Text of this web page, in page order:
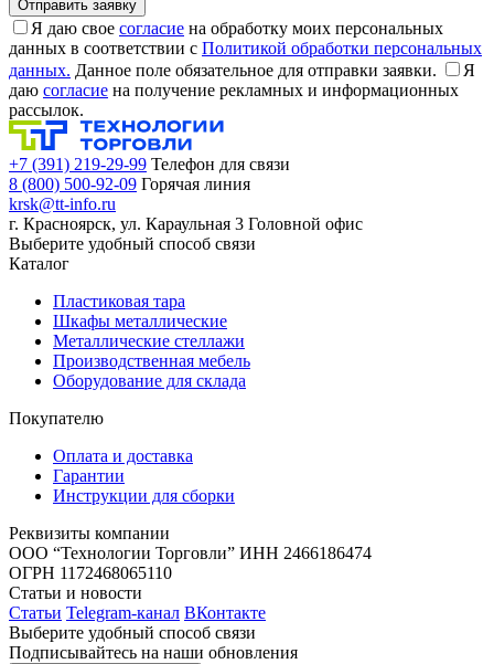
Я даю свое согласие на обработку моих персональных
данных в соответствии с Политикой обработки персональных
данных. Данное поле обязательное для отправки заявки.
Я
даю согласие на получение рекламных и информационных
рассылок.
+7 (391) 219-29-99 Телефон для связи
8 (800) 500-92-09 Горячая линия
krsk@tt-info.ru
г. Красноярск, ул. Караульная 3 Головной офис
Выберите удобный способ связи
Каталог
Пластиковая тара
Шкафы металлические
Металлические стеллажи
Производственная мебель
Оборудование для склада
Покупателю
Оплата и доставка
Гарантии
Инструкции для сборки
Реквизиты компании
ООО “Технологии Торговли” ИНН 2466186474
ОГРН 1172468065110
Статьи и новости
Статьи Telegram-канал ВКонтакте
Выберите удобный способ связи
Подписывайтесь на наши обновления